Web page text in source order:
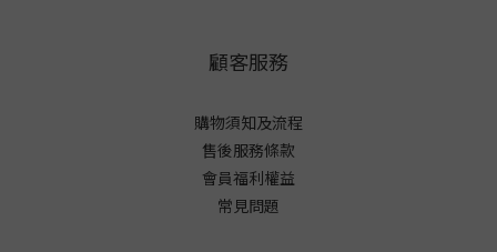
顧客服務
購物須知及流程
售後服務條款
會員福利權益
常見問題